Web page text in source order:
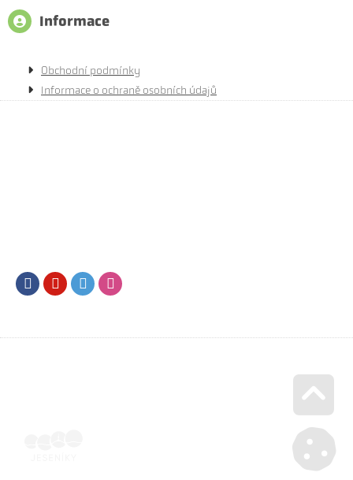
Informace
Obchodní podmínky
Informace o ochraně osobních údajů
FacebookYoutubeTwitter
Go